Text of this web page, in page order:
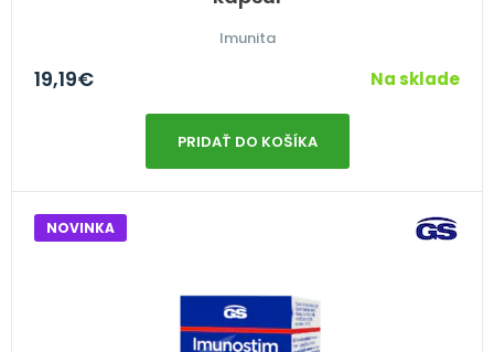
Imunita
19,19€ Na sklade
PRIDAŤ DO KOŠÍKA
NOVINKA